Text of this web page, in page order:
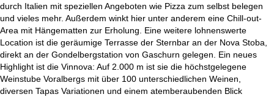
durch Italien mit speziellen Angeboten wie Pizza zum selbst belegen
und vieles mehr. Außerdem winkt hier unter anderem eine Chill-out-
Area mit Hängematten zur Erholung. Eine weitere lohnenswerte
Location ist die geräumige Terrasse der Sternbar an der Nova Stoba,
direkt an der Gondelbergstation von Gaschurn gelegen. Ein neues
Highlight ist die Vinnova: Auf 2.000 m ist sie die höchstgelegene
Weinstube Voralbergs mit über 100 unterschiedlichen Weinen,
diversen Tapas Variationen und einem atemberaubenden Blick